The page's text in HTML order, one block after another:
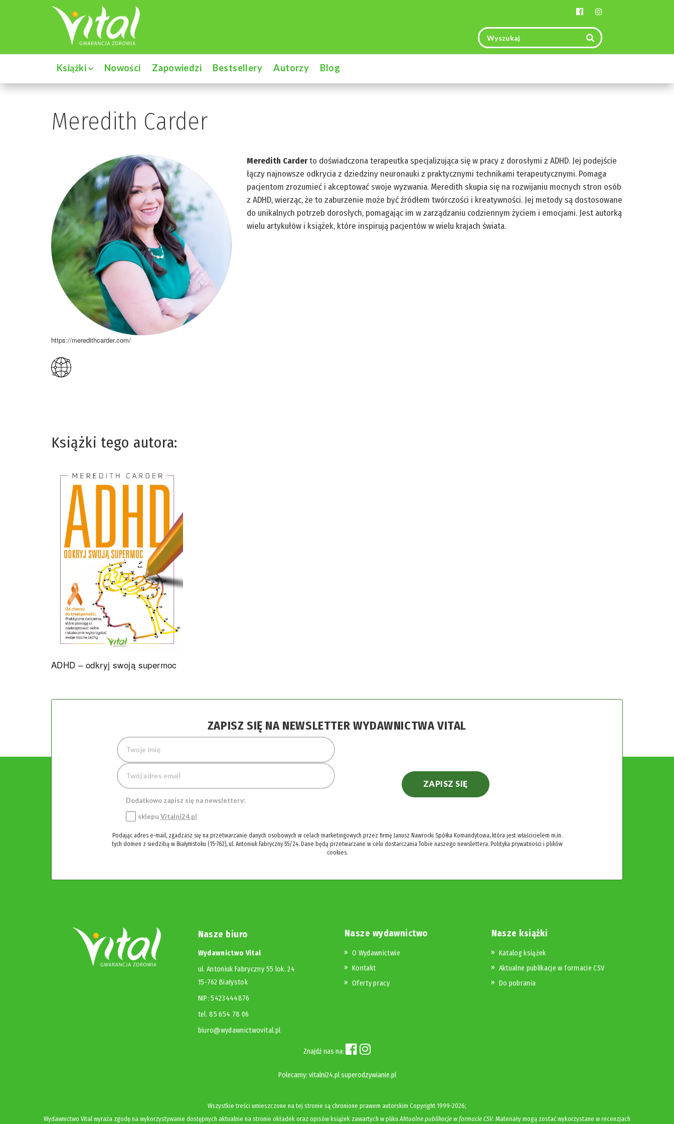
Książki Nowości Zapowiedzi Bestsellery Autorzy Blog
Meredith Carder
https://meredithcarder.com/
Meredith Carderto doświadczona terapeutka specjalizująca się w pracy z dorosłymi z ADHD. Jej podejście
łączy najnowsze odkrycia z dziedziny neuronauki z praktycznymi technikami terapeutycznymi. Pomaga
pacjentom zrozumieć i akceptować swoje wyzwania. Meredith skupia się na rozwijaniu mocnych stron osób
z ADHD, wierząc, że to zaburzenie może być źródłem twórczości i kreatywności. Jej metody są dostosowane
do unikalnych potrzeb dorosłych, pomagając im w zarządzaniu codziennym życiem i emocjami. Jest autorką
wielu artykułów i książek, które inspirują pacjentów w wielu krajach świata.
Książki tego autora:
ADHD – odkryj swoją supermoc
ZAPISZ SIĘ NA NEWSLETTER WYDAWNICTWA VITAL
Dodatkowo zapisz się na newslettery:
sklepu Vitalni24.pl
ZAPISZ SIĘ
Podając adres e-mail, zgadzasz się na przetwarzanie danych osobowych w celach marketingowych przez firmę Janusz Nawrocki Spółka Komandytowa, która jest właścicielem m.in.
tych domen z siedzibą w Białymstoku (15-762), ul. Antoniuk Fabryczny 55/24. Dane będą przetwarzane w celu dostarczania Tobie naszego newslettera. Polityka prywatności i plików
cookies.
Nasze biuro
Wydawnictwo Vital
ul. Antoniuk Fabryczny 55 lok. 24
15-762 Białystok
NIP: 5423444876
tel. 85 654 78 06
biuro@wydawnictwovital.pl
Nasze wydawnictwo
O Wydawnictwie
Kontakt
Oferty pracy
Nasze książki
Katalog książek
Aktualne publikacje w formacie CSV
Do pobrania
Znajdź nas na:
Polecamy: vitalni24.pl superodzywianie.pl
Wszystkie treści umieszczone na tej stronie są chronione prawem autorskim Copyright 1999-2026;
Wydawnictwo Vital wyraża zgodę na wykorzystywanie dostępnych aktualnie na stronie okładek oraz opisów książek zawartych w pliku Aktualne publikacje w formacie CSV. Materiały mogą zostać wykorzystane w recenzjach